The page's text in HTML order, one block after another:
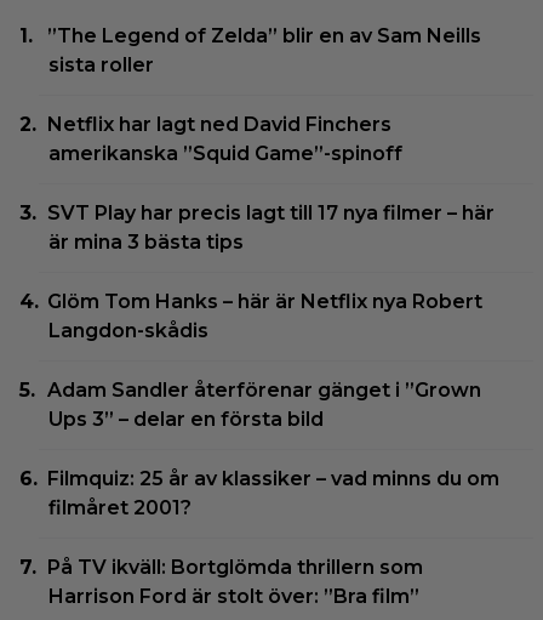
”The Legend of Zelda” blir en av Sam Neills
sista roller
Netflix har lagt ned David Finchers
amerikanska ”Squid Game”-spinoff
SVT Play har precis lagt till 17 nya filmer – här
är mina 3 bästa tips
Glöm Tom Hanks – här är Netflix nya Robert
Langdon-skådis
Adam Sandler återförenar gänget i ”Grown
Ups 3” – delar en första bild
Filmquiz: 25 år av klassiker – vad minns du om
filmåret 2001?
På TV ikväll: Bortglömda thrillern som
Harrison Ford är stolt över: ”Bra film”